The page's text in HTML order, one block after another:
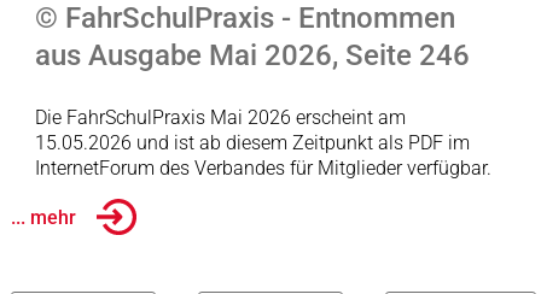
© FahrSchulPraxis - Entnommen
aus Ausgabe Mai 2026, Seite 246
Die FahrSchulPraxis Mai 2026 erscheint am
15.05.2026 und ist ab diesem Zeitpunkt als PDF im
InternetForum des Verbandes für Mitglieder verfügbar.
... mehr